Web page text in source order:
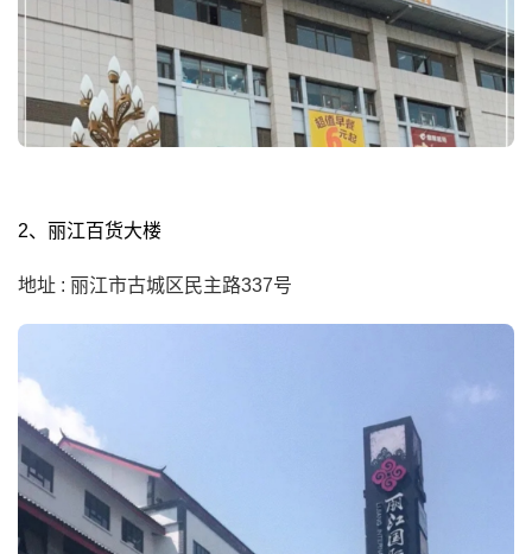
2、丽江百货大楼
地址 : 丽江市古城区民主路337号